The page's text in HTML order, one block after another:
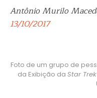
Antônio Murilo
13/10/2017
Foto de um grupo de
da Exibição da Star Trek